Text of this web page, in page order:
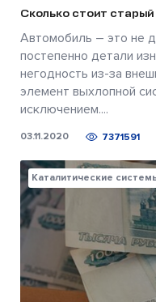
Сколько стоит
Автомобиль – это не
постепенно детали
негодность из-за
элемент выхлопной
исключением....
03.11.2020 7371591
Каталитические